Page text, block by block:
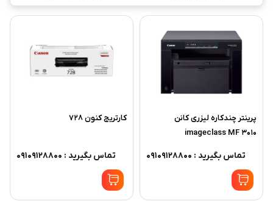
پرینتر چندکاره لیزری کانن
imageclass MF 3010
تماس بگیرید : 09109128800
کارتریج کنون 728
تماس بگیرید : 09109128800